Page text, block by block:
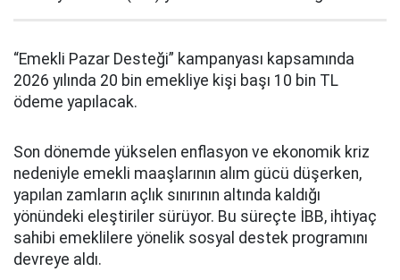
“Emekli Pazar Desteği” kampanyası kapsamında
2026 yılında 20 bin emekliye kişi başı 10 bin TL
ödeme yapılacak.
Son dönemde yükselen enflasyon ve ekonomik kriz
nedeniyle emekli maaşlarının alım gücü düşerken,
yapılan zamların açlık sınırının altında kaldığı
yönündeki eleştiriler sürüyor. Bu süreçte İBB, ihtiyaç
sahibi emeklilere yönelik sosyal destek programını
devreye aldı.